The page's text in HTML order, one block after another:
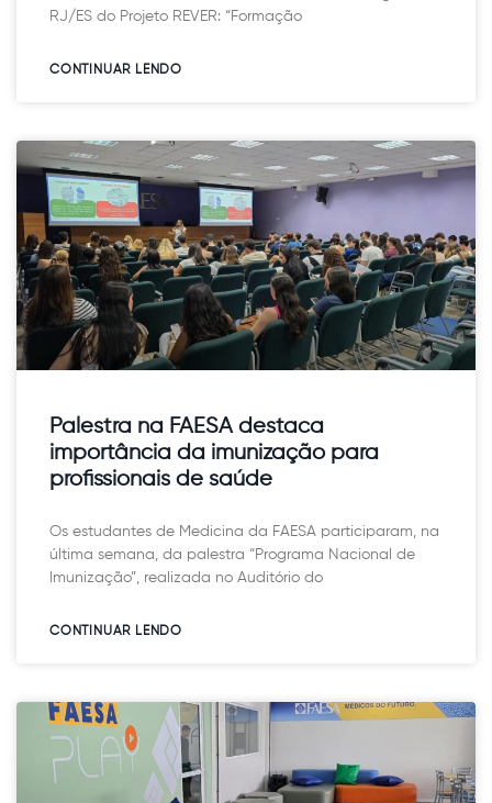
RJ/ES do Projeto REVER: “Formação
CONTINUAR LENDO​
Palestra na FAESA destaca
importância da imunização para
profissionais de saúde
Os estudantes de Medicina da FAESA participaram, na
última semana, da palestra “Programa Nacional de
Imunização”, realizada no Auditório do
CONTINUAR LENDO​